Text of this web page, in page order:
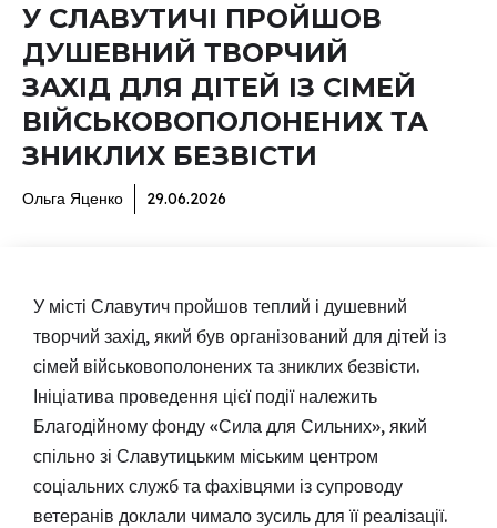
У СЛАВУТИЧІ ПРОЙШОВ
ДУШЕВНИЙ ТВОРЧИЙ
ЗАХІД ДЛЯ ДІТЕЙ ІЗ СІМЕЙ
ВІЙСЬКОВОПОЛОНЕНИХ ТА
ЗНИКЛИХ БЕЗВІСТИ
Ольга Яценко 29.06.2026
У місті Славутич пройшов теплий і душевний
творчий захід, який був організований для дітей із
сімей військовополонених та зниклих безвісти.
Ініціатива проведення цієї події належить
Благодійному фонду «Сила для Сильних», який
спільно зі Славутицьким міським центром
соціальних служб та фахівцями із супроводу
ветеранів доклали чимало зусиль для її реалізації.